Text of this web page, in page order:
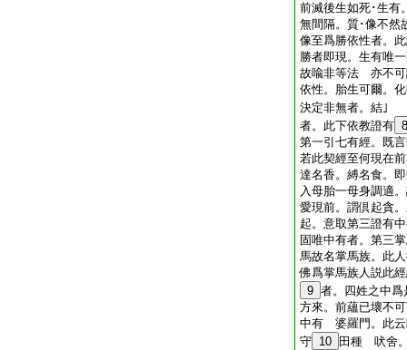
前滅後生如死･生有
無間隔。質･像不
像至爲勝依性者。
勝者即現。生有唯
故喩非等法 亦不可
依性。胎生可爾
決定非無者。結｣
者。此下依教證有 8
第一引七有經。既
若此契經至何現在
達名香。縛名食。
入母胎一母身調適
愛現前。謂倶起貪
起。意取第三證
固唯中有者。第三
馬故名掌馬族。此
佛爲掌馬族人説此
9 者。四姓之中
方來。前蘊已壞不
中有 婆羅門。此
守 10
田種 吠舍